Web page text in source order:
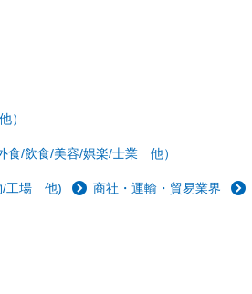
）
食/飲食/美容/娯楽/士業 他）
/工場 他) 商社・運輸・貿易業界